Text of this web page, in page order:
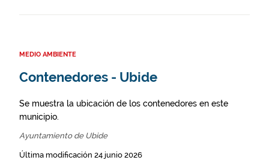
MEDIO AMBIENTE
Contenedores - Ubide
Se muestra la ubicación de los contenedores en este
municipio.
Ayuntamiento de Ubide
Última modificación 24 junio 2026